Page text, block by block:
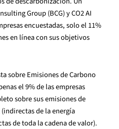
Group (BCG) y CO2 AI
encuestadas, solo el 11%
en línea con sus objetivos
sobre Emisiones de Carbono
el 9% de las empresas
sobre sus emisiones de
de la energía
de toda la cadena de valor).